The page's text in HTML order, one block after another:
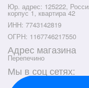
Юр. адрес: 125222,
корпус 1, квартира 42
ИНН: 7743142819
ОГРН: 1167746217550
Адрес магазина
Перепечино
Мы в соц сетях: